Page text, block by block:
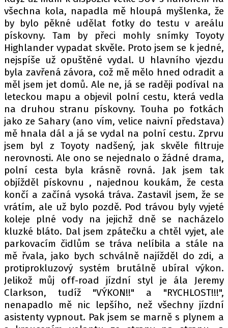
všechna kola, napadla mě hloupá myšlenka, že
by bylo pěkné udělat fotky do testu v areálu
pískovny. Tam by přeci mohly snímky Toyoty
Highlander vypadat skvěle. Proto jsem se k jedné,
nejspíše už opuštěné vydal. U hlavního vjezdu
byla zavřená závora, což mě mělo hned odradit a
měl jsem jet domů. Ale ne, já se raději podíval na
leteckou mapu a objevil polní cestu, která vedla
na druhou stranu pískovny. Touha po fotkách
jako ze Sahary (ano vím, velice naivní představa)
mě hnala dál a já se vydal na polní cestu. Zprvu
jsem byl z Toyoty nadšený, jak skvěle filtruje
nerovnosti. Ale ono se nejednalo o žádné drama,
polní cesta byla krásně rovná. Jak jsem tak
objížděl pískovnu , najednou koukám, že cesta
končí a začíná vysoká tráva. Zastavil jsem, že se
vrátím, ale už bylo pozdě. Pod trávou byly vyjeté
koleje plné vody na jejichž dně se nacházelo
kluzké bláto. Dal jsem zpátečku a chtěl vyjet, ale
parkovacím čidlům se tráva nelíbila a stále na
mě řvala, jako bych schválně najížděl do zdi, a
protiprokluzový systém brutálně ubíral výkon.
Jelikož můj off-road jízdní styl je ála Jeremy
Clarkson, tudíž "VÝKON!!" a "RYCHLOST!!!",
nenapadlo mě nic lepšího, než všechny jízdní
asistenty vypnout. Pak jsem se marně s plynem a